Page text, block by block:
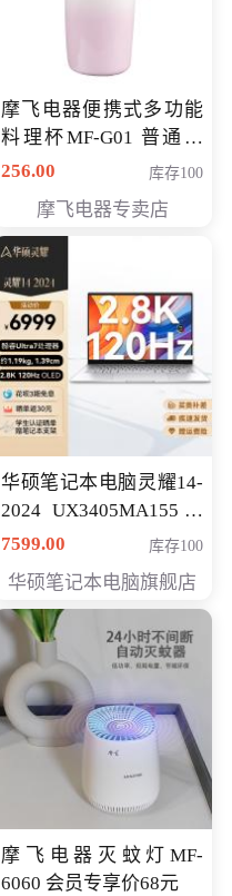
摩飞电器便携式多功能
料理杯MF-G01 普通会
员专享价格118元
256.00 库存100
摩飞电器专卖店
华硕笔记本电脑灵耀14-
2024 UX3405MA155冰
川银 oled 智慧轻薄本 会
7599.00 库存100
华硕笔记本电脑旗舰店
摩飞电器灭蚊灯MF-
6060 会员专享价68元